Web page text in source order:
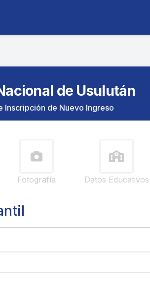
de Usulután
Inscripción de Nuevo Ingreso
Fotografía Datos Educativos